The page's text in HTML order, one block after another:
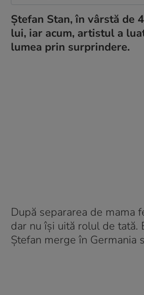
Ștefan Stan, în vârstă de
lui, iar acum, artistul a
lumea prin surprindere.
După separarea de mama
dar nu își uită rolul de tată.
Ștefan merge în Germania